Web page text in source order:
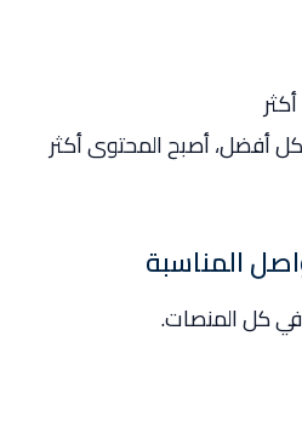
أصبح المحتوى أكثر
كل المنصات.